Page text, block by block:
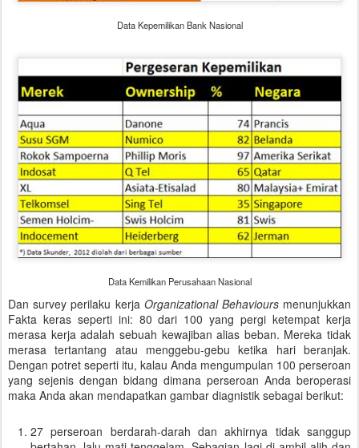
Data Kepemilikan Bank Nasional
Data Kemilikan Perusahaan Nasional
Dan survey perilaku kerja Organizational Behavioursmenunjukkan
Fakta keras seperti ini: 80 dari 100 yang pergi ketempat kerja
merasa kerja adalah sebuah kewajiban alias beban. Mereka tidak
merasa tertantang atau menggebu-gebu ketika hari beranjak.
Dengan potret seperti itu, kalau Anda mengumpulan 100 perseroan
yang sejenis dengan bidang dimana perseroan Anda beroperasi
maka Anda akan mendapatkan gambar diagnistik sebagai berikut:
27 perseroan berdarah-darah dan akhirnya tidak sanggup